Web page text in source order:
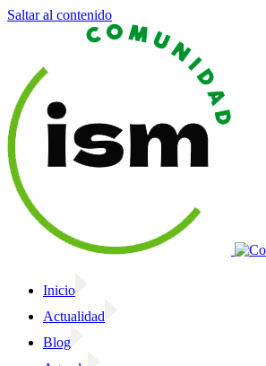
Saltar al contenido
Inicio
Actualidad
Blog